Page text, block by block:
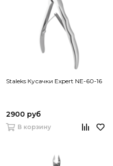
Staleks Кусачки Expert NE-60-16
2900 руб
В корзину